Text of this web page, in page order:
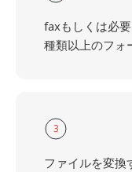
faxもしくは必
種類以上のフォ
3
ファイルを変換